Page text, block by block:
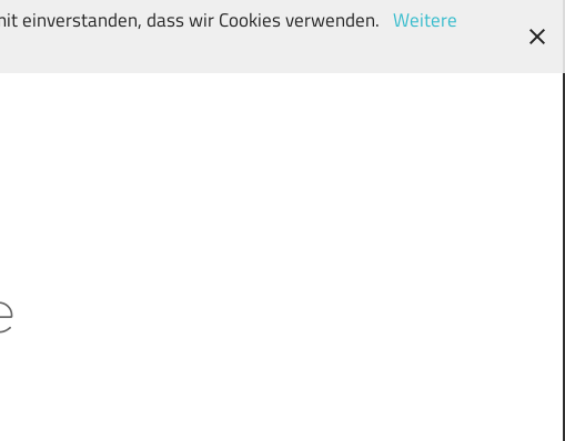
einverstanden, dass wir Cookies verwenden. Weitere